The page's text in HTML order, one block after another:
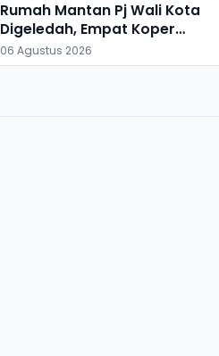
Rumah Mantan Pj Wali Kota
Digeledah, Empat Koper
Dibawa
06 Agustus 2026